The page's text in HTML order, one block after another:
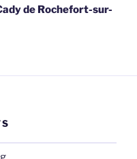
de Rochefort-sur-